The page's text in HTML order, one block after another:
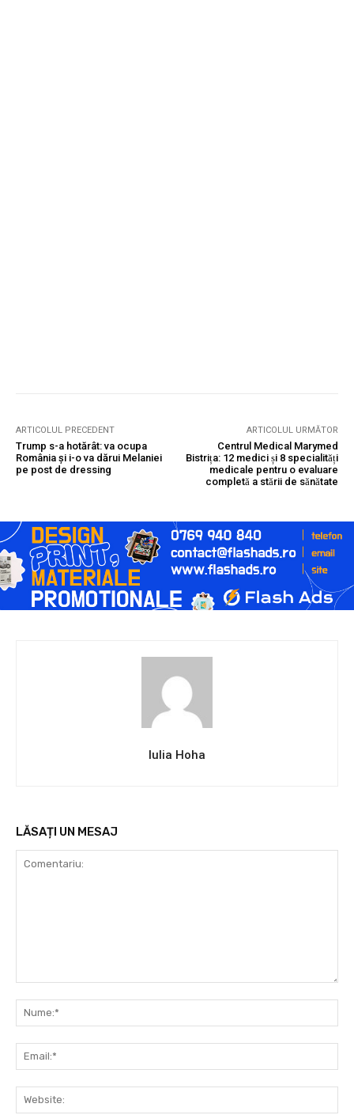
ARTICOLUL PRECEDENT
Trump s-a hotărât: va ocupa
România și i-o va dărui Melaniei
pe post de dressing
ARTICOLUL URMĂTOR
Centrul Medical Marymed
Bistrița: 12 medici și 8 specialități
medicale pentru o evaluare
completă a stării de sănătate
Iulia Hoha
LĂSAȚI UN MESAJ